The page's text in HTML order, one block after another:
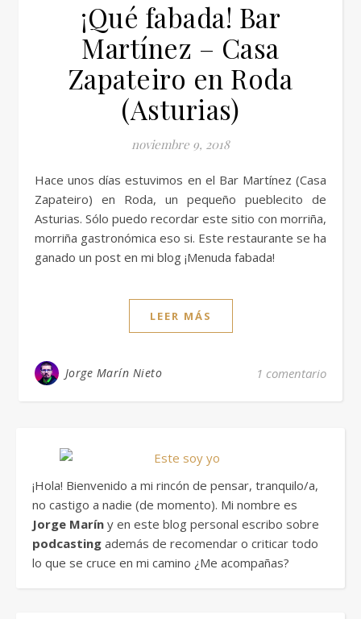
¡Qué fabada! Bar
Martínez – Casa
Zapateiro en Roda
(Asturias)
noviembre 9, 2018
Hace unos días estuvimos en el Bar Martínez (Casa
Zapateiro) en Roda, un pequeño pueblecito de
Asturias. Sólo puedo recordar este sitio con morriña,
morriña gastronómica eso si. Este restaurante se ha
ganado un post en mi blog ¡Menuda fabada!
LEER MÁS
Jorge Marín Nieto 1 comentario
¡Hola! Bienvenido a mi rincón de pensar, tranquilo/a,
no castigo a nadie (de momento). Mi nombre es
Jorge Marín y en este blog personal escribo sobre
podcasting además de recomendar o criticar todo
lo que se cruce en mi camino ¿Me acompañas?